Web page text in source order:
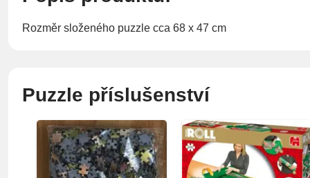
Rozměr složeného puzzle cca 68 x 47 cm
Puzzle příslušenství